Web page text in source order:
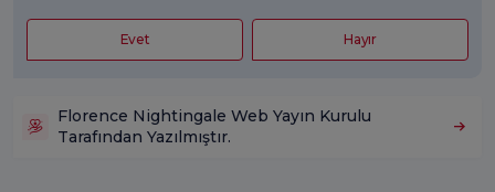
Evet Hayır
Florence Nightingale Web Yayın Kurulu
Tarafından Yazılmıştır.